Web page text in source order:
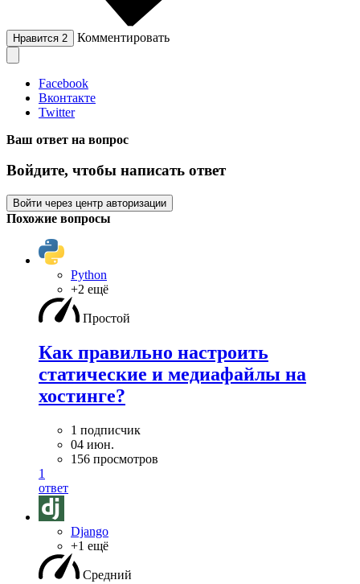
Нравится 2 Комментировать
Facebook
Вконтакте
Twitter
Ваш ответ на вопрос
Войдите, чтобы написать ответ
Войти через центр авторизации
Похожие вопросы
Python
+2 ещё
Простой
Как правильно настроить
статические и медиафайлы на
хостинге?
1 подписчик
04 июн.
156 просмотров
1
ответ
Django
+1 ещё
Средний